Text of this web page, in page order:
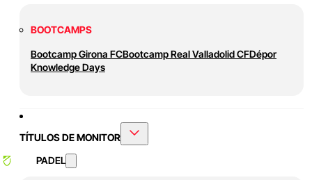
BOOTCAMPS
Bootcamp Girona FCBootcamp Real Valladolid CFDépor
Knowledge Days
TÍTULOS DE MONITOR
PADEL